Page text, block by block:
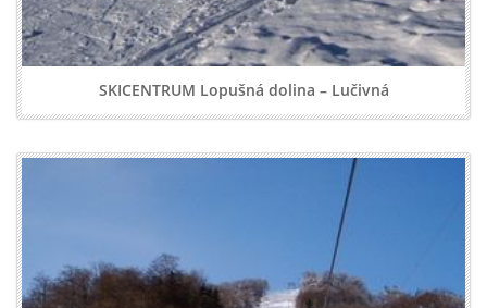
SKICENTRUM Lopušná dolina – Lučivná